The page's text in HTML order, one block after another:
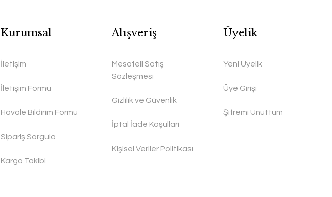
Kurumsal
İletişim
İletişim Formu
Havale Bildirim Formu
Sipariş Sorgula
Kargo Takibi
Alışveriş
Mesafeli Satış
Sözleşmesi
Gizlilik ve Güvenlik
İptal İade Koşullari
Kişisel Veriler Politikası
Üyelik
Yeni Üyelik
Üye Girişi
Şifremi Unuttum